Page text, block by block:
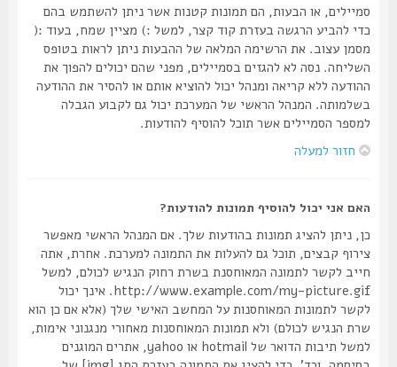
סמיילים, או הבעות, הם תמונות קטנות אשר ניתן להשתמש בהם
כדי להביע הרגשה בעזרת קוד קצר, למשל :) מציין שמח, בעוד :(
מסמן עצוב. את הרשימה המלאה של ההבעות ניתן לראות בטופס
השליחה. נסה לא להגזים בסמיילים, מפני שהם יכולים להפוך את
ההודעה ללא קריאה ומנהל יכול להוציא אותם או להסיר את ההודעה
בשלמותה. המנהל הראשי של המערכת יכול גם לקבוע הגבלה
למספר הסמיילים אשר תוכל להוסיף להודעות.
חזור למעלה
האם אני יכול להוסיף תמונות להודעות?
כן, ניתן להציג תמונות בהודעות שלך. אם המנהל הראשי מאפשר
צירוף קבצים, תוכל גם להעלות את התמונה למערכת. אחרת, אתה
חייב לקשר לתמונה המאוחסנת בשרת רחוק הנגיש לכולם, למשל
http://www.example.com/my-picture.gif. אינך יכול
לקשר לתמונות המאוחסנות על המחשב האישי שלך (אלא אם כן הוא
שרת הנגיש לכולם) ולא תמונות המאוחסנות מאחורי מנגנוני אימות,
למשל תיבות הדואר של hotmail או yahoo, אתרים המוגנים